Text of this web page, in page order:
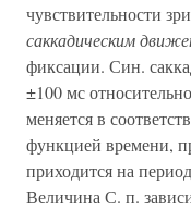
чувствительности
саккадическим
фиксации. Син.
±100 мс
меняется в
функцией времени,
приходится на
Величина С. п.